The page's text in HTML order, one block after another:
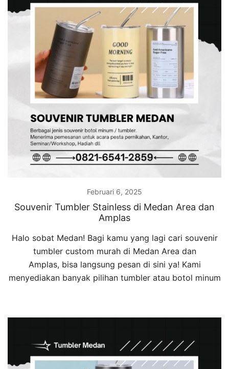
Februari 6, 2025
Souvenir Tumbler Stainless di Medan Area dan
Amplas
Halo sobat Medan! Bagi kamu yang lagi cari souvenir
tumbler custom murah di Medan Area dan
Amplas, bisa langsung pesan di sini ya! Kami
menyediakan banyak pilihan tumbler atau botol minum